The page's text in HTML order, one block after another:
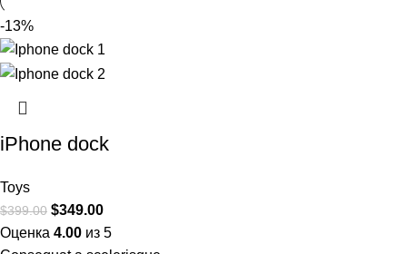
-13%
iPhone dock
Toys
$399.00 $349.00
Оценка 4.00 из 5